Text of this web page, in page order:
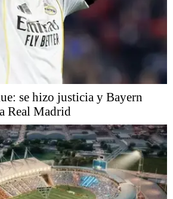
se hizo justicia y Bayern
Real Madrid